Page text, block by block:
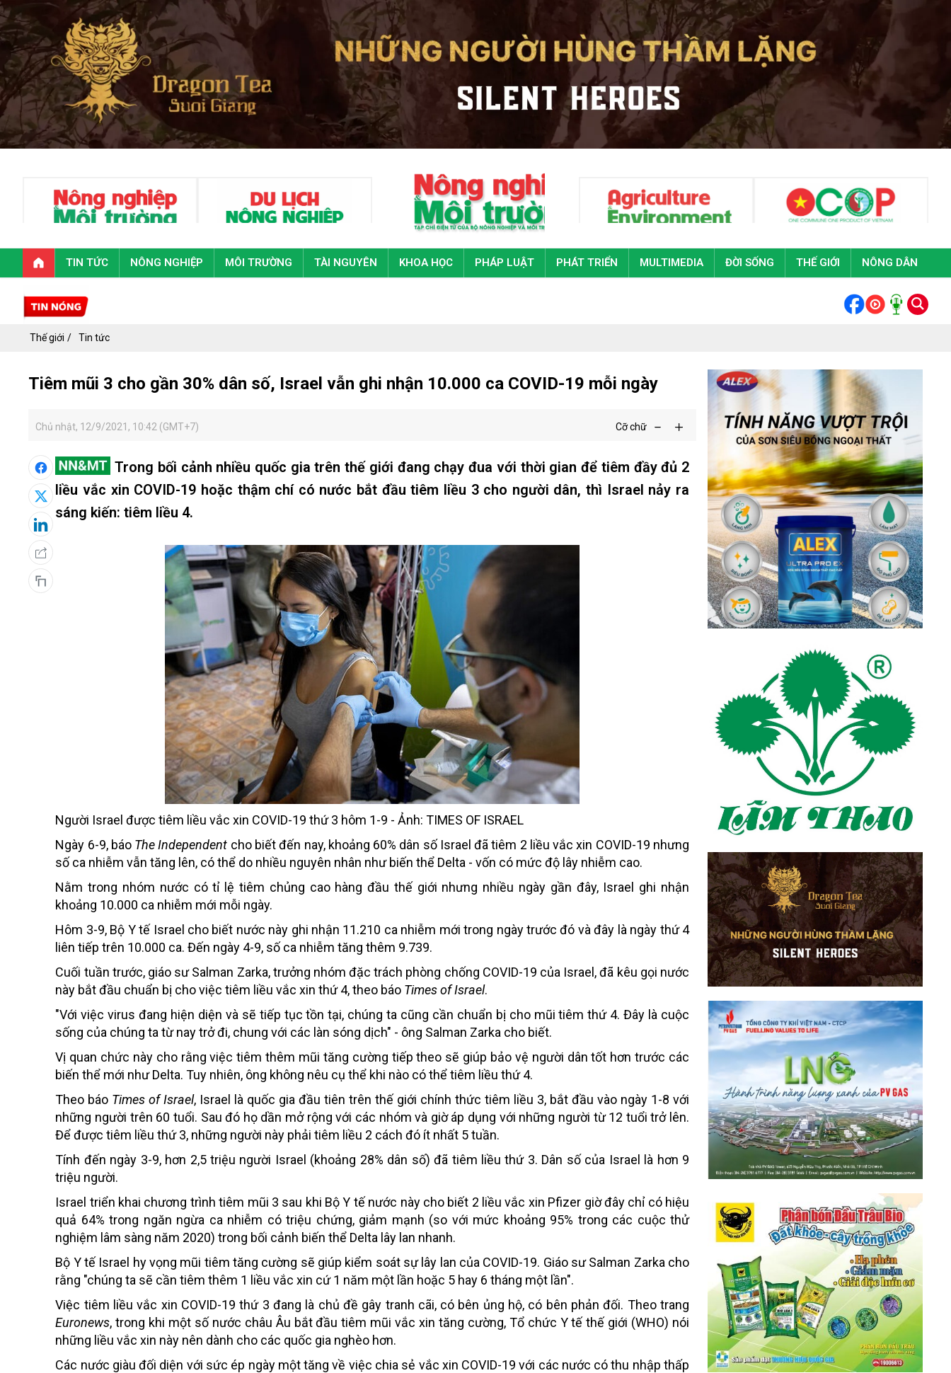
TIN TỨC NÔNG NGHIỆP MÔI TRƯỜNG TÀI NGUYÊN KHOA HỌC PHÁP LUẬT PHÁT TRIỂN MULTIMEDIA ĐỜI SỐNG THẾ GIỚI NÔNG DÂN
Thế giới Tin tức
Tiêm mũi 3 cho gần 30% dân số, Israel vẫn ghi nhận 10.000 ca COVID-19 mỗi ngày
Chủ nhật, 12/9/2021, 10:42 (GMT+7) Cỡ chữ
Trong bối cảnh nhiều quốc gia trên thế giới đang chạy đua với thời gian để tiêm đầy đủ 2
liều vắc xin COVID-19 hoặc thậm chí có nước bắt đầu tiêm liều 3 cho người dân, thì Israel nảy ra
sáng kiến: tiêm liều 4.
Người Israel được tiêm liều vắc xin COVID-19 thứ 3 hôm 1-9 - Ảnh: TIMES OF ISRAEL
Ngày 6-9, báo The Independent cho biết đến nay, khoảng 60% dân số Israel đã tiêm 2 liều vắc xin COVID-19 nhưng
số ca nhiễm vẫn tăng lên, có thể do nhiều nguyên nhân như biến thể Delta - vốn có mức độ lây nhiễm cao.
Nằm trong nhóm nước có tỉ lệ tiêm chủng cao hàng đầu thế giới nhưng nhiều ngày gần đây, Israel ghi nhận
khoảng 10.000 ca nhiễm mới mỗi ngày.
Hôm 3-9, Bộ Y tế Israel cho biết nước này ghi nhận 11.210 ca nhiễm mới trong ngày trước đó và đây là ngày thứ 4
liên tiếp trên 10.000 ca. Đến ngày 4-9, số ca nhiễm tăng thêm 9.739.
Cuối tuần trước, giáo sư Salman Zarka, trưởng nhóm đặc trách phòng chống COVID-19 của Israel, đã kêu gọi nước
này bắt đầu chuẩn bị cho việc tiêm liều vắc xin thứ 4, theo báo Times of Israel.
"Với việc virus đang hiện diện và sẽ tiếp tục tồn tại, chúng ta cũng cần chuẩn bị cho mũi tiêm thứ 4. Đây là cuộc
sống của chúng ta từ nay trở đi, chung với các làn sóng dịch" - ông Salman Zarka cho biết.
Vị quan chức này cho rằng việc tiêm thêm mũi tăng cường tiếp theo sẽ giúp bảo vệ người dân tốt hơn trước các
biến thể mới như Delta. Tuy nhiên, ông không nêu cụ thể khi nào có thể tiêm liều thứ 4.
Theo báo Times of Israel, Israel là quốc gia đầu tiên trên thế giới chính thức tiêm liều 3, bắt đầu vào ngày 1-8 với
những người trên 60 tuổi. Sau đó họ dần mở rộng với các nhóm và giờ áp dụng với những người từ 12 tuổi trở lên.
Để được tiêm liều thứ 3, những người này phải tiêm liều 2 cách đó ít nhất 5 tuần.
Tính đến ngày 3-9, hơn 2,5 triệu người Israel (khoảng 28% dân số) đã tiêm liều thứ 3. Dân số của Israel là hơn 9
triệu người.
Israel triển khai chương trình tiêm mũi 3 sau khi Bộ Y tế nước này cho biết 2 liều vắc xin Pfizer giờ đây chỉ có hiệu
quả 64% trong ngăn ngừa ca nhiễm có triệu chứng, giảm mạnh (so với mức khoảng 95% trong các cuộc thử
nghiệm lâm sàng năm 2020) trong bối cảnh biến thể Delta lây lan nhanh.
Bộ Y tế Israel hy vọng mũi tiêm tăng cường sẽ giúp kiểm soát sự lây lan của COVID-19. Giáo sư Salman Zarka cho
rằng "chúng ta sẽ cần tiêm thêm 1 liều vắc xin cứ 1 năm một lần hoặc 5 hay 6 tháng một lần".
Việc tiêm liều vắc xin COVID-19 thứ 3 đang là chủ đề gây tranh cãi, có bên ủng hộ, có bên phản đối. Theo trang
Euronews, trong khi một số nước châu Âu bắt đầu tiêm mũi vắc xin tăng cường, Tổ chức Y tế thế giới (WHO) nói
những liều vắc xin này nên dành cho các quốc gia nghèo hơn.
Các nước giàu đối diện với sức ép ngày một tăng về việc chia sẻ vắc xin COVID-19 với các nước có thu nhập thấp